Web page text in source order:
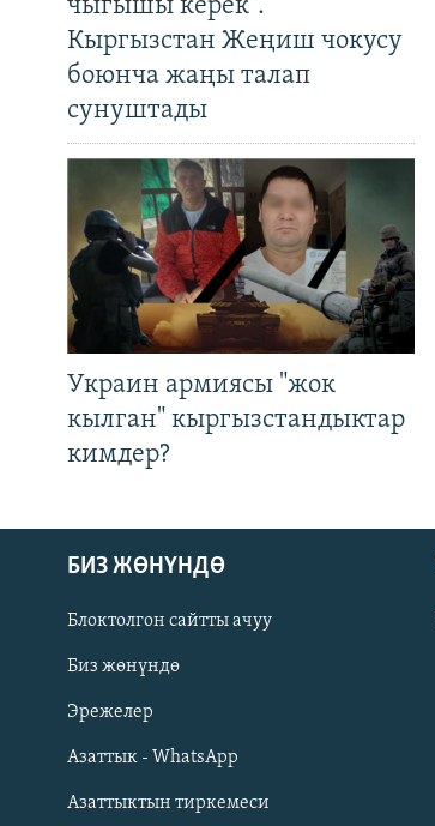
Русский
ОНЛАЙН ШЕРИНЕ
чыгышы керек".
Кыргызстан Жеңиш чокусу
боюнча жаңы талап
сунуштады
Украин армиясы "жок
кылган" кыргызстандыктар
кимдер?
БИЗ ЖӨНҮНДӨ
Блоктолгон сайтты ачуу
Биз жөнүндө
Эрежелер
Азаттык - WhatsApp
Азаттыктын тиркемеси